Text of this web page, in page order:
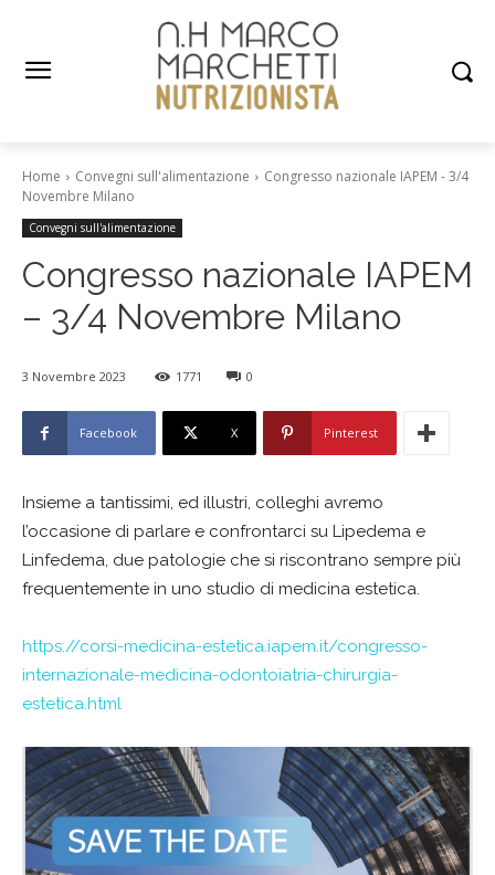
Home Convegni sull'alimentazione
Congresso nazionale IAPEM - 3/4
Novembre Milano
Convegni sull'alimentazione
Congresso nazionale IAPEM
– 3/4 Novembre Milano
3 Novembre 2023 1771 0
Facebook X Pinterest
Insieme a tantissimi, ed illustri, colleghi avremo
l’occasione di parlare e confrontarci su Lipedema e
Linfedema, due patologie che si riscontrano sempre più
frequentemente in uno studio di medicina estetica.
https://corsi-medicina-estetica.iapem.it/congresso-
internazionale-medicina-odontoiatria-chirurgia-
estetica.html